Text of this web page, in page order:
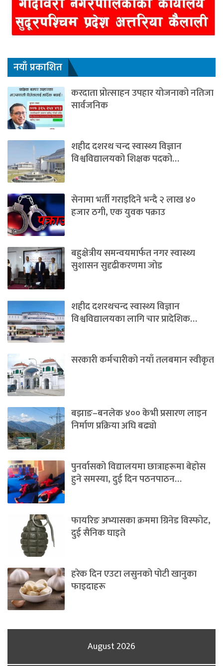
नयाँ प्रकाशित
करदाता प्रोत्साहन उपहार योजनाको नतिजा
सार्वजनिक
शहीद दशरथ चन्द स्वास्थ्य विज्ञान
विश्वविद्यालयको शिक्षक पदको…
सेनामा भर्ती गराइदिने भन्दै २ लाख ४०
हजार ठगी, एक युवक पक्राउ
बहुक्षेत्रीय समन्वयमार्फत नगर स्वास्थ्य
सुशासन सुदृढीकरणमा जोड
शहीद दशरथचन्द स्वास्थ्य विज्ञान
विश्वविद्यालयका लागि चार प्रादेशिक…
सरकारी कर्मचारीको नयाँ तलबमान स्वीकृत
बझाङ–बनलेक ४०० केभी प्रसारण लाइन
निर्माण प्रक्रिया अघि बढ्यो
पुनर्वासको विद्यालयमा छात्राहरूमा बेहोस
हुने समस्या, दुई दिन पठनपाठन…
फायरिङ अभ्यासका क्रममा ग्रिनेड विस्फोट,
दुई सैनिक घाइते
हरेक दिन एउटा लसुनको पोटी खानुका
फाइदाहरू
August 2026